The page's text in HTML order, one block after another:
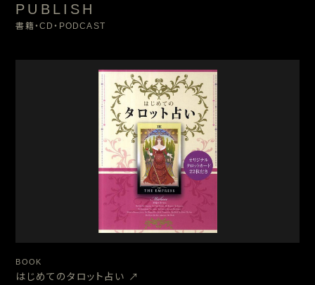
2011.2.2
あっとおどろく放送局「やまチャンネルリターンズ」出演
2010.12.19
AT-X「年忘れ宣伝部長SP」出演
2010.9.10
「グリッター」占いページ連載開始
KZステーションゲスト出演
柏オフィス卒業・月島オフィスへ移転
ＡＴ−Ｘ「年忘れ宣伝部長SP」ゲスト出演
雑誌「イエマド」占いページ担当
雑誌「グリッター」占い連載
インターネットラジオK'z stationゲスト出演不定期
大阪開催起業成功セミナー特別講師
ウーマンレスポンスセミナー特別講師
（http://www.1ktn.com/smn/worm/hover.php）
インターネットラジオK'z stationゲスト出演
インターネットラジオK'z stationバンブーチャンネル出
演 アメリカザリガニ･金田朋子･時東ぁみさんら鑑定
2007.12
インターネットラジオK'z station(おしゃ水再出演）
PUBLISH
書籍・CD・PODCAST
BOOK
はじめてのタロット占い ↗︎